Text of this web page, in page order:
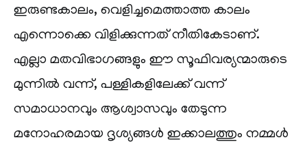
ഇരുണ്ടകാലം, വെളിച്ചമെത്താത്ത കാലം
എന്നൊക്കെ വിളിക്കുന്നത് നീതികേടാണ്.
എല്ലാ മതവിഭാഗങ്ങളും ഈ സൂഫിവര്യന്മാരുടെ
മുന്നിൽ വന്ന്, പള്ളികളിലേക്ക് വന്ന്
സമാധാനവും ആശ്വാസവും തേടുന്ന
മനോഹരമായ ദൃശ്യങ്ങൾ ഇക്കാലത്തും നമ്മൾ